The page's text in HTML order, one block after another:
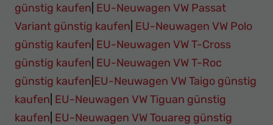
günstig kaufen EU-Neuwagen VW Passat
Variant günstig kaufen EU-Neuwagen VW Polo
günstig kaufen EU-Neuwagen VW T-Cross
günstig kaufen EU-Neuwagen VW T-Roc
günstig kaufen EU-Neuwagen VW Taigo günstig
kaufen EU-Neuwagen VW Tiguan günstig
kaufen EU-Neuwagen VW Touareg günstig